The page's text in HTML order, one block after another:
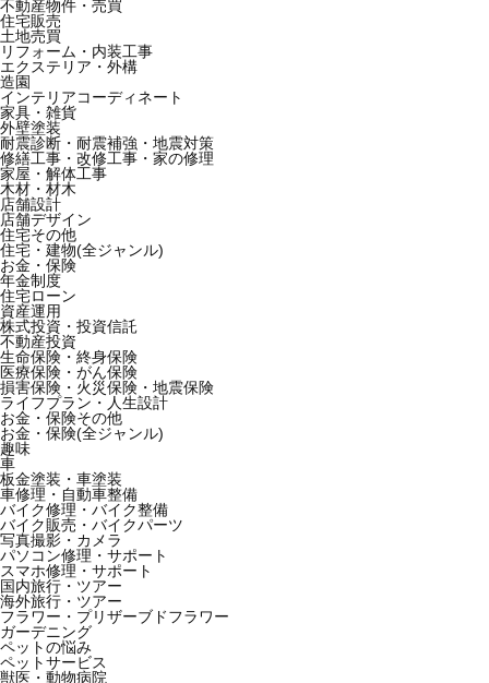
不動産物件・売買
住宅販売
土地売買
リフォーム・内装工事
エクステリア・外構
造園
インテリアコーディネート
家具・雑貨
外壁塗装
耐震診断・耐震補強・地震対策
修繕工事・改修工事・家の修理
家屋・解体工事
木材・材木
店舗設計
店舗デザイン
住宅その他
住宅・建物(全ジャンル)
お金・保険
年金制度
住宅ローン
資産運用
株式投資・投資信託
不動産投資
生命保険・終身保険
医療保険・がん保険
損害保険・火災保険・地震保険
ライフプラン・人生設計
お金・保険その他
お金・保険(全ジャンル)
趣味
車
板金塗装・車塗装
車修理・自動車整備
バイク修理・バイク整備
バイク販売・バイクパーツ
写真撮影・カメラ
パソコン修理・サポート
スマホ修理・サポート
国内旅行・ツアー
海外旅行・ツアー
フラワー・プリザーブドフラワー
ガーデニング
ペットの悩み
ペットサービス
獣医・動物病院